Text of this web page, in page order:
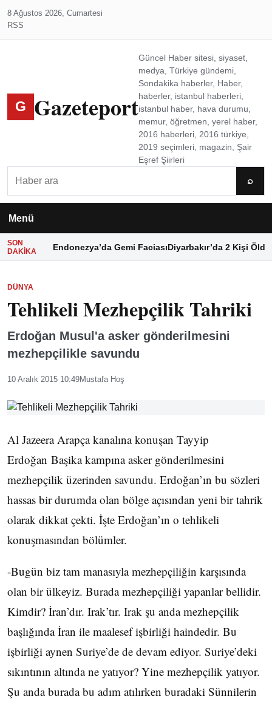
8 Ağustos 2026, Cumartesi
RSS
G Gazeteport
Güncel Haber sitesi, siyaset,
medya, Türkiye gündemi,
Sondakika haberler, Haber,
haberler, istanbul haberleri,
istanbul haber, hava durumu,
memur, öğretmen, yerel haber,
2016 haberleri, 2016 türkiye,
2019 seçimleri, magazin, Şair
Eşref Şiirleri
⌕
Menü
SON
DAKIKA
Endonezya’da Gemi FaciasıDiyarbakır’da 2 Kişi Öldü
DÜNYA
Tehlikeli Mezhepçilik Tahriki
Erdoğan Musul'a asker gönderilmesini
mezhepçilikle savundu
10 Aralık 2015 10:49Mustafa Hoş
Al Jazeera Arapça kanalına konuşan Tayyip
Erdoğan Başika kampına asker gönderilmesini
mezhepçilik üzerinden savundu. Erdoğan’ın bu sözleri
hassas bir durumda olan bölge açısından yeni bir tahrik
olarak dikkat çekti. İşte Erdoğan’ın o tehlikeli
konuşmasından bölümler.
-Bugün biz tam manasıyla mezhepçiliğin karşısında
olan bir ülkeyiz. Burada mezhepçiliği yapanlar bellidir.
Kimdir? İran’dır. Irak’tır. Irak şu anda mezhepçilik
başlığında İran ile maalesef işbirliği haindedir. Bu
işbirliği aynen Suriye’de de devam ediyor. Suriye’deki
sıkıntının altında ne yatıyor? Yine mezhepçilik yatıyor.
Şu anda burada bu adım atılırken buradaki Sünnilerin